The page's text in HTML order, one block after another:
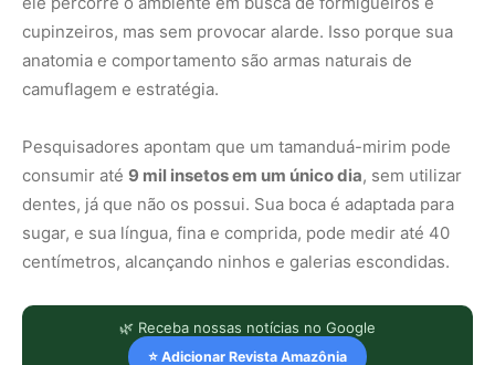
cupinzeiros, mas sem provocar alarde. Isso porque sua
anatomia e comportamento são armas naturais de
camuflagem e estratégia.
Pesquisadores apontam que um tamanduá-mirim pode
consumir até 9 mil insetos em um único dia, sem utilizar
dentes, já que não os possui. Sua boca é adaptada para
sugar, e sua língua, fina e comprida, pode medir até 40
centímetros, alcançando ninhos e galerias escondidas.
🌿 Receba nossas notícias no Google
⭐ Adicionar Revista Amazônia